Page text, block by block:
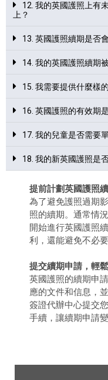
12. 我的英國護照上有
上？
13. 英國護照續期是否
14. 我的英國護照續期
15. 我需要提供什麼樣
16. 英國護照的有效期
17. 我的兒童是否需要
18. 我的新英國護照是
提前計劃英國護照
為了避免護照過期
照的續期。通常情
開始進行英國護照
利，還能避免不必要
提交續期申請，輕
英國護照的續期申
應的文件和信息，
簽證代辦中心提交
手續，讓續期申請